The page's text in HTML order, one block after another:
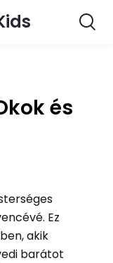
és
Ez
akik
barátot